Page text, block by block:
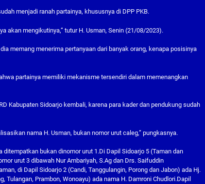
menjadi ranah partainya, khususnya di DPP PKB.
akan mengikutinya,” tutur H. Usman, Senin (21/08/2023).
memang menerima pertanyaan dari banyak orang, kenapa posisinya
partainya memiliki mekanisme tersendiri dalam memenangkan
Kabupaten Sidoarjo kembali, karena para kader dan pendukung sudah
nama H. Usman, bukan nomor urut caleg,” pungkasnya.
bukan dinomor urut 1.Di Dapil Sidoarjo 5 (Taman dan
urut 3 dibawah Nur Ambariyah, S.Ag dan Drs. Saifuddin
di Dapil Sidoarjo 2 (Candi, Tanggulangin, Porong dan Jabon) ada Hj.
Tulangan, Prambon, Wonoayu) ada nama H. Damroni Chudlori.Dapil